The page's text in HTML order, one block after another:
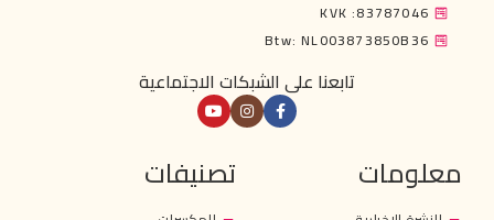
KVK :83787046
Btw: NL003873850B36
تابعنا على الشبكات الاجتماعية
معلومات تصنيفات